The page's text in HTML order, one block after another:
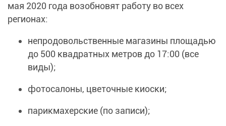
мая 2020 года возобновят работу во всех
регионах:
непродовольственные магазины площадью
до 500 квадратных метров до 17:00 (все
виды);
фотосалоны, цветочные киоски;
парикмахерские (по записи);